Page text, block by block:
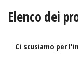
Elenco dei
Ci scusiamo per